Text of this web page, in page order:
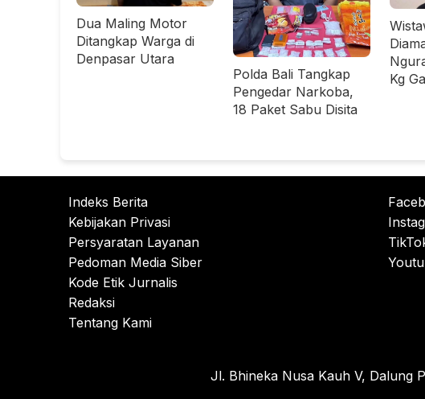
Dua Maling Motor
Ditangkap Warga di
Denpasar Utara
Polda Bali Tangkap
Pengedar Narkoba,
18 Paket Sabu Disita
Kg
Indeks Berita
Kebijakan Privasi
Persyaratan Layanan
Pedoman Media Siber
Kode Etik Jurnalis
Redaksi
Tentang Kami
Jl. Bhineka Nusa Kauh V, Dalung